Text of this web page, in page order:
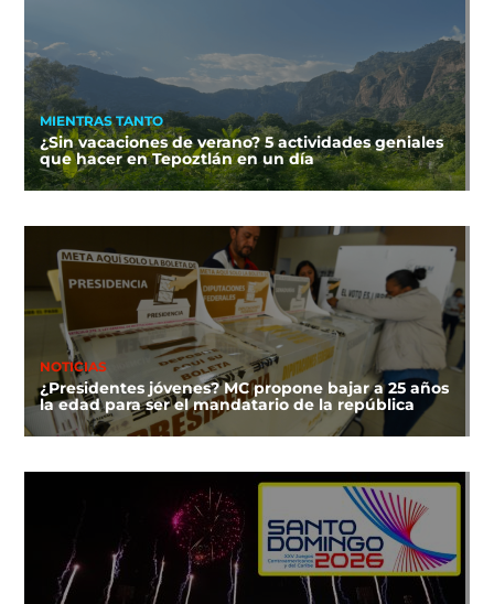
MIENTRAS TANTO
¿Sin vacaciones de verano? 5 actividades geniales
que hacer en Tepoztlán en un día
NOTICIAS
¿Presidentes jóvenes? MC propone bajar a 25 años
la edad para ser el mandatario de la república